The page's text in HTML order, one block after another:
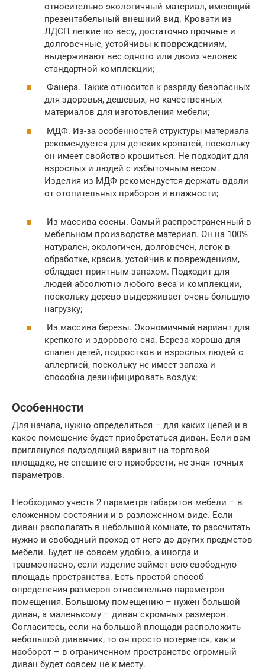
относительно экологичный материал, имеющий
презентабельный внешний вид. Кровати из
ЛДСП легкие по весу, достаточно прочные и
долговечные, устойчивы к повреждениям,
выдерживают вес одного или двоих человек
стандартной комплекции;
Фанера. Также относится к разряду безопасных
для здоровья, дешевых, но качественных
материалов для изготовления мебели;
МДФ. Из-за особенностей структуры материала
рекомендуется для детских кроватей, поскольку
он имеет свойство крошиться. Не подходит для
взрослых и людей с избыточным весом.
Изделия из МДФ рекомендуется держать вдали
от отопительных приборов и влажности;
Из массива сосны. Самый распространенный в
мебельном производстве материал. Он на 100%
натурален, экологичен, долговечен, легок в
обработке, красив, устойчив к повреждениям,
обладает приятным запахом. Подходит для
людей абсолютно любого веса и комплекции,
поскольку дерево выдерживает очень большую
нагрузку;
Из массива березы. Экономичный вариант для
крепкого и здорового сна. Береза хороша для
спален детей, подростков и взрослых людей с
аллергией, поскольку не имеет запаха и
способна дезинфицировать воздух;
Особенности
Для начала, нужно определиться – для каких целей и в
какое помещение будет приобретаться диван. Если вам
приглянулся подходящий вариант на торговой
площадке, не спешите его приобрести, не зная точных
параметров.
Необходимо учесть 2 параметра габаритов мебели – в
сложенном состоянии и в разложенном виде. Если
диван располагать в небольшой комнате, то рассчитать
нужно и свободный проход от него до других предметов
мебели. Будет не совсем удобно, а иногда и
травмоопасно, если изделие займет всю свободную
площадь пространства. Есть простой способ
определения размеров относительно параметров
помещения. Большому помещению – нужен большой
диван, а маленькому – диван скромных размеров.
Согласитесь, если на большой площади расположить
небольшой диванчик, то он просто потеряется, как и
наоборот – в ограниченном пространстве огромный
диван будет совсем не к месту.